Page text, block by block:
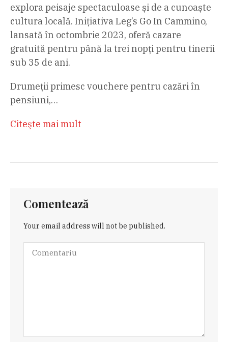
explora peisaje spectaculoase și de a cunoaște
cultura locală. Inițiativa Leg’s Go In Cammino,
lansată în octombrie 2023, oferă cazare
gratuită pentru până la trei nopți pentru tinerii
sub 35 de ani.
Drumeții primesc vouchere pentru cazări în
pensiuni,…
Citeşte mai mult
Comentează
Your email address will not be published.